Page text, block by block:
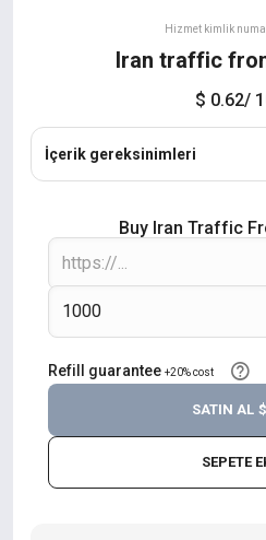
Hizmet kimlik
Iran traffic
$ 0.62/
İçerik gereksinimleri
Buy Iran Traffic
Refill guarantee +20% cost
SEPETE
SATIN AL